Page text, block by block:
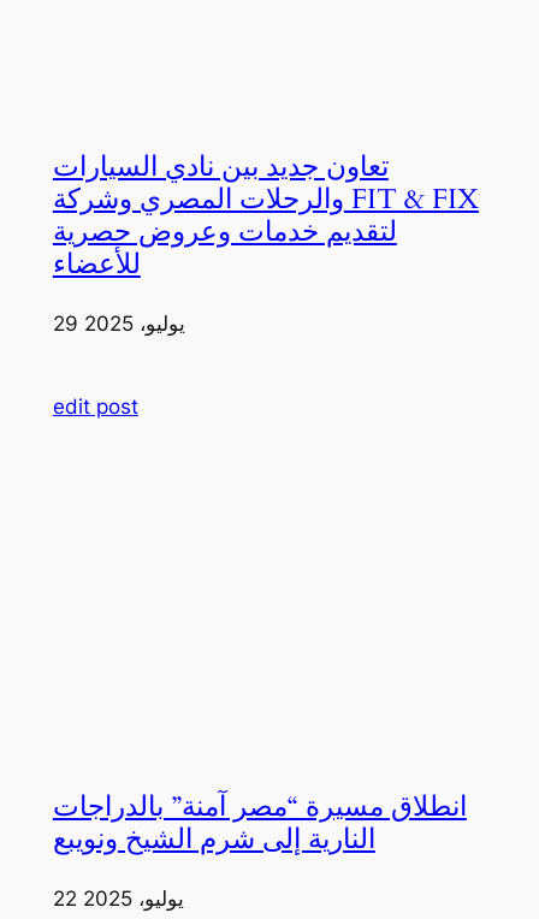
تعاون جديد بين نادي السيارات
والرحلات المصري وشركة FIT & FIX
لتقديم خدمات وعروض حصرية
للأعضاء
29 يوليو، 2025
edit post
انطلاق مسيرة “مصر آمنة” بالدراجات
النارية إلى شرم الشيخ ونويبع
22 يوليو، 2025